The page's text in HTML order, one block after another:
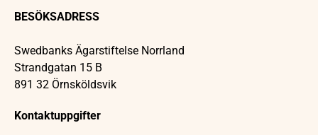
BESÖKSADRESS
Swedbanks Ägarstiftelse Norrland
Strandgatan 15 B
891 32 Örnsköldsvik
Kontaktuppgifter